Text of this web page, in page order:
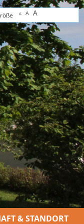
A A A
& STANDORT